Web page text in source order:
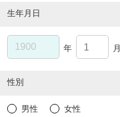
生年月日
年 月
性別
男性 女性